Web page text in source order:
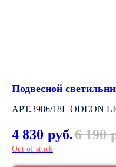
Подвесной
АРТ.3986/18L ODEON
4 830 руб.6 190
Out of stock